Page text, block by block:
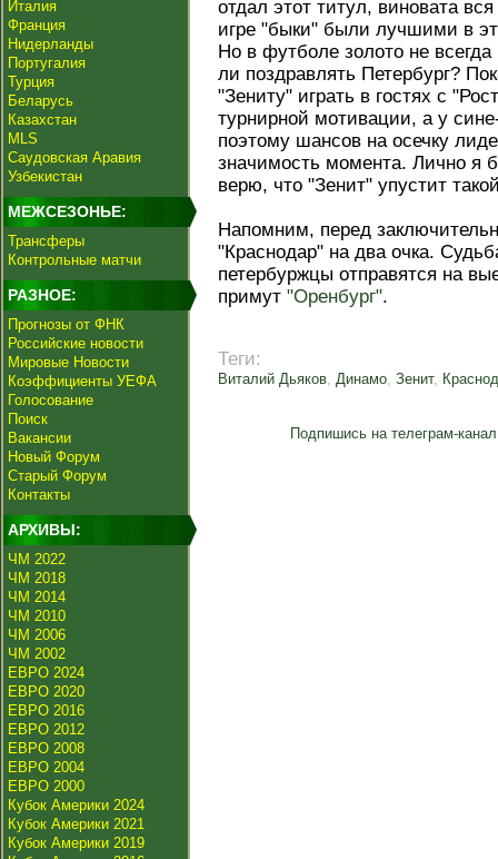
Италия
Франция
Нидерланды
Португалия
Турция
Беларусь
Казахстан
MLS
Саудовская Аравия
Узбекистан
МЕЖСЕЗОНЬЕ:
Трансферы
Контрольные матчи
РАЗНОЕ:
Прогнозы от ФНК
Российские новости
Мировые Новости
Коэффициенты УЕФА
Голосование
Поиск
Вакансии
Новый Форум
Старый Форум
Контакты
АРХИВЫ:
ЧМ 2022
ЧМ 2018
ЧМ 2014
ЧМ 2010
ЧМ 2006
ЧМ 2002
ЕВРО 2024
ЕВРО 2020
ЕВРО 2016
ЕВРО 2012
ЕВРО 2008
ЕВРО 2004
ЕВРО 2000
Кубок Америки 2024
Кубок Америки 2021
Кубок Америки 2019
отдал этот титул, виновата
игре "быки" были лучшими в
Но в футболе золото не
ли поздравлять Петербург?
"Зениту" играть в гостях с
турнирной мотивации, а у
поэтому шансов на осечку
значимость момента. Лично я
верю, что "Зенит" упустит
Напомним, перед
"Краснодар" на два очка.
петербуржцы отправятся на
примут "Оренбург".
Теги:
Виталий Дьяков, Динамо, Зенит,
Подпишись на телеграм-